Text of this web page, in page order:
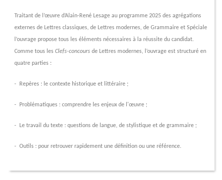
Traitant de l’œuvre d’Alain-René Lesage au programme 2025 des agrégations
externes de Lettres classiques, de Lettres modernes, de Grammaire et Spéciale
l’ouvrage propose tous les éléments nécessaires à la réussite du candidat.
Comme tous lesClefs-concoursde Lettres modernes, l’ouvrageest structuré en
quatre parties :
- Repères : le contexte historique et littéraire ;
- Problématiques : comprendre les enjeux de l'œuvre ;
- Le travail du texte : questions de langue, de stylistique et de grammaire ;
- Outils : pour retrouver rapidement une définition ou une référence.